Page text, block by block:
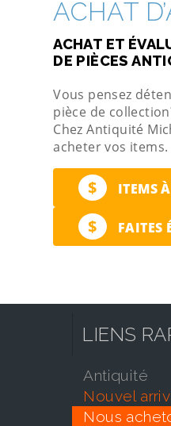
ACHAT
ACHAT ET
DE PIÈCES
Vous pensez
pièce de
Chez Antiquité
acheter vos items.
$ ITEMS
$ FAITES
LIENS
antiquité
nouvel
nous